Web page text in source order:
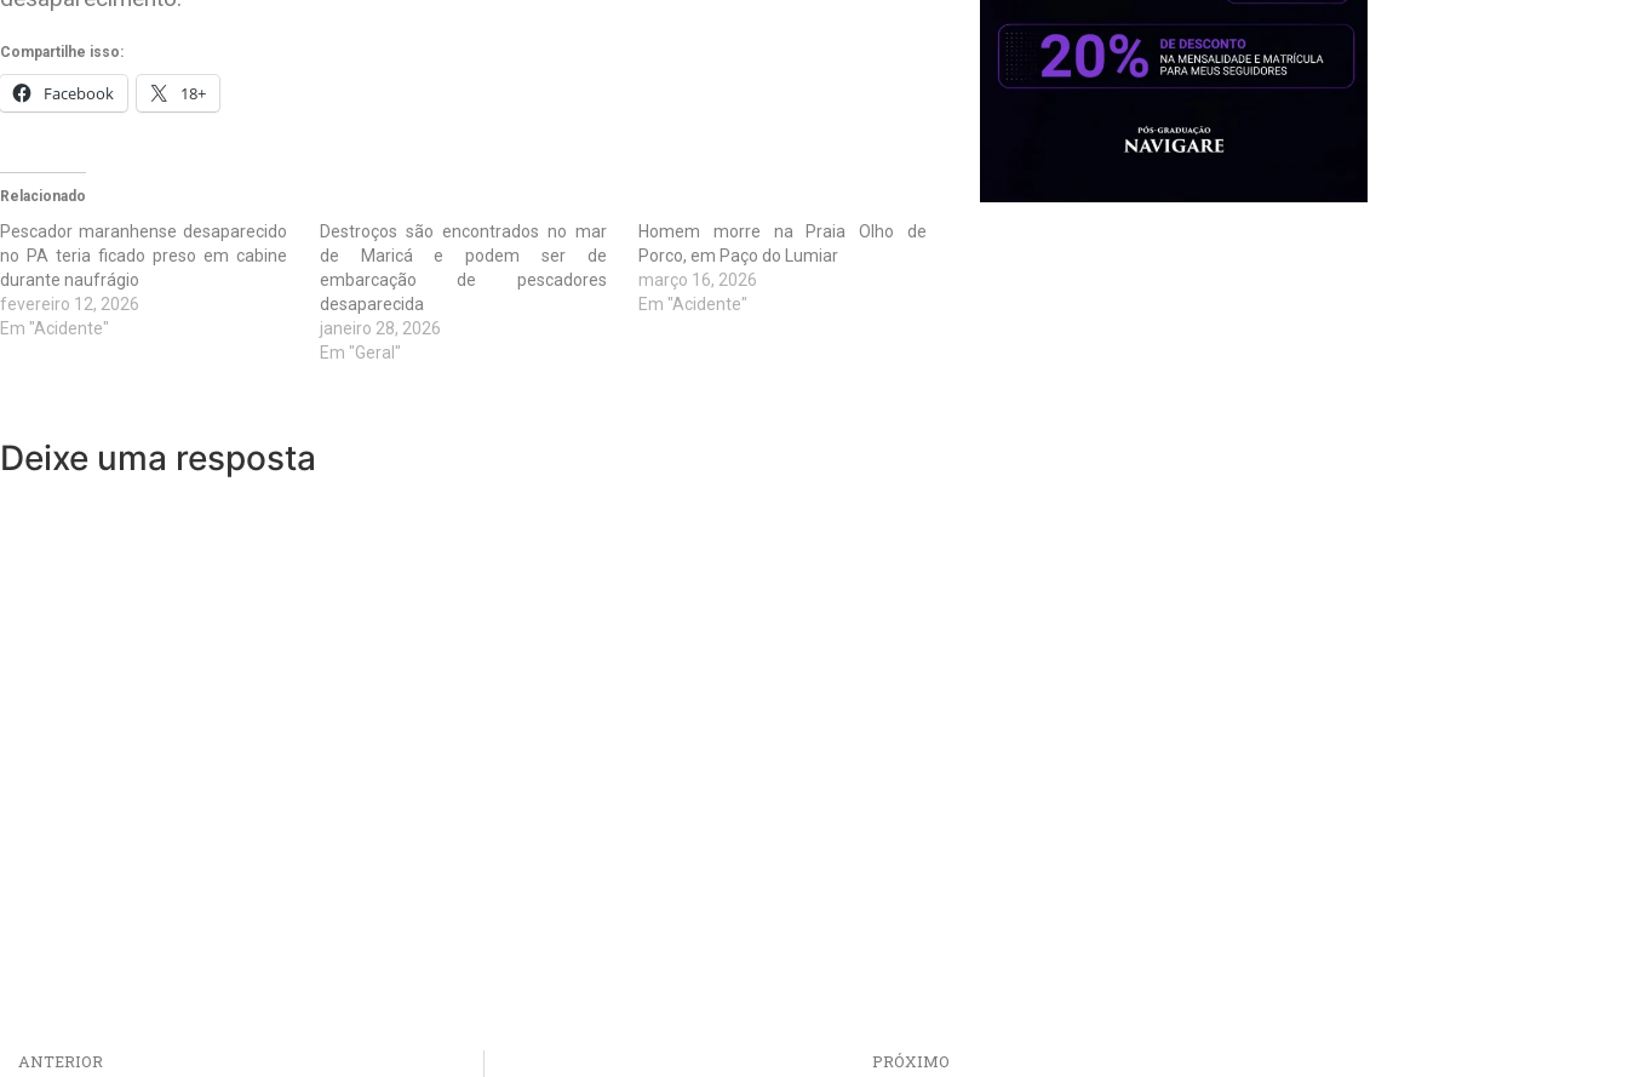
Compartilhe isso:
Facebook 18+
Relacionado
Pescador maranhense desaparecido
no PA teria ficado preso em cabine
durante naufrágio
fevereiro 12, 2026
Em "Acidente"
Destroços são encontrados no mar
de Maricá e podem ser de
embarcação de pescadores
desaparecida
janeiro 28, 2026
Em "Geral"
Homem morre na Praia Olho de
Porco, em Paço do Lumiar
março 16, 2026
Em "Acidente"
Deixe uma resposta
ANTERIOR PRÓXIMO